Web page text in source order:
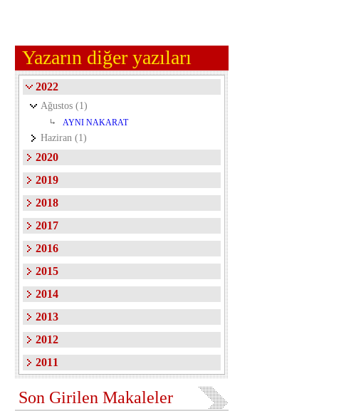
Yazarın diğer yazıları
2022
Ağustos (1)
AYNI NAKARAT
Haziran (1)
2020
2019
2018
2017
2016
2015
2014
2013
2012
2011
Son Girilen Makaleler